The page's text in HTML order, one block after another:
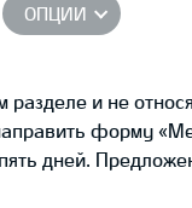
ОПЦИИ
и не
форму
дней.